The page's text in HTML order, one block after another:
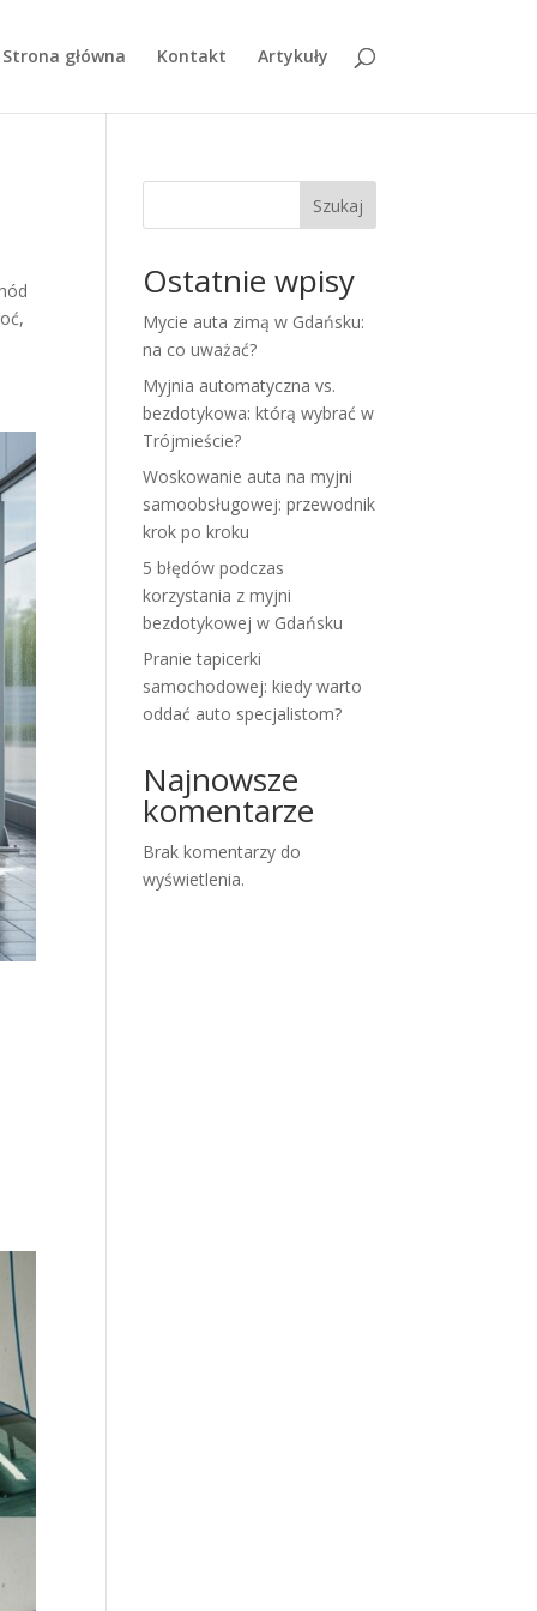
Strona główna Kontakt Artykuły
Szukaj
Ostatnie wpisy
Mycie auta zimą w Gdańsku:
na co uważać?
Myjnia automatyczna vs.
bezdotykowa: którą wybrać w
Trójmieście?
Woskowanie auta na myjni
samoobsługowej: przewodnik
krok po kroku
5 błędów podczas
korzystania z myjni
bezdotykowej w Gdańsku
Pranie tapicerki
samochodowej: kiedy warto
oddać auto specjalistom?
Najnowsze
komentarze
Brak komentarzy do
wyświetlenia.